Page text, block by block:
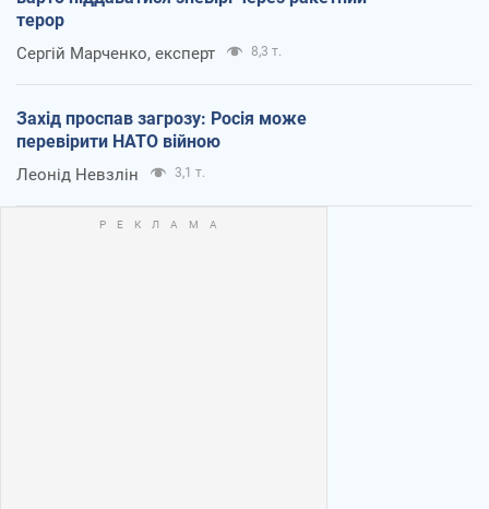
терор
Сергій Марченко, експерт 8,3 т.
Захід проспав загрозу: Росія може
перевірити НАТО війною
Леонід Невзлін 3,1 т.